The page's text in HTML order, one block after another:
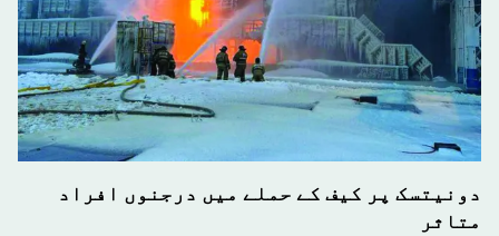
دونیتسک پر کیف کے حملے میں درجنوں افراد
متاثر